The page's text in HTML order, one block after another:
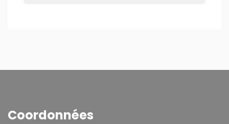
Coordonnées